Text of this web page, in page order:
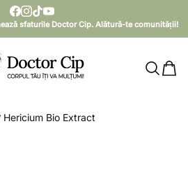
sfaturile Doctor Cip. Alătură-te comunității!
Cip - Corpul tău îți va mulțumi!
Hericium Bio Extract